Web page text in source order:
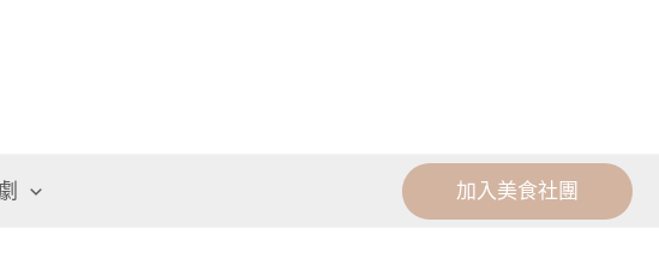
加入美食社團